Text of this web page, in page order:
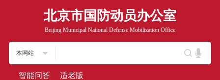
北京市国防动员办公室
Beijing Municipal National Defense Mobilization Office
本网站
智能问答 适老版